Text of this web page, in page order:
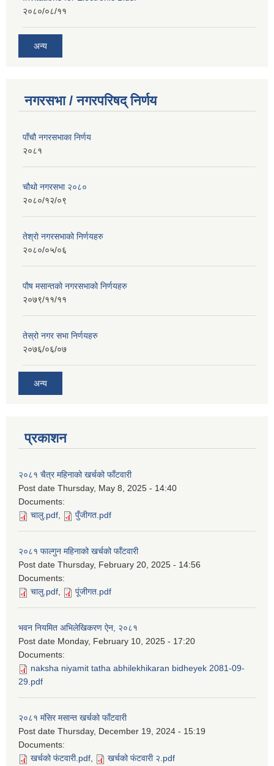
२०८०/०८/११
अन्य
नगरसभा / नगरपरिषद् निर्णय
पाँचौ नगरसभाका निर्णय
२०८१
चौथो नगरसभा २०८०
२०८०/१२/०९
तेश्रो नगरसभाको निर्णयहरु
२०८०/०५/०६
पाैष मसान्तको नगरसभाको निर्णयहरु
२०७९/११/११
तेस्रो नगर सभा निर्णयहरु
२०७६/०६/०७
अन्य
प्रकाशन
२०८१ चैत्र महिनाको खर्चको फाँटवारी
Post date Thursday, May 8, 2025 - 14:40
Documents:
चालु.pdf, पुँजीगत.pdf
२०८१ फाल्गुन महिनाको खर्चको फाँटवारी
Post date Thursday, February 20, 2025 - 14:56
Documents:
चालु.pdf, पूंजीगत.pdf
भवन नियमित अभिलेखिकरण ऐन, २०८१
Post date Monday, February 10, 2025 - 17:20
Documents:
naksha niyamit tatha abhilekhikaran bidheyek 2081-09-
29.pdf
२०८१ मंसिर मसान्त खर्चको फाँटवारी
Post date Thursday, December 19, 2024 - 15:19
Documents:
खर्चको फंटवारी.pdf, खर्चको फंटवारी २.pdf